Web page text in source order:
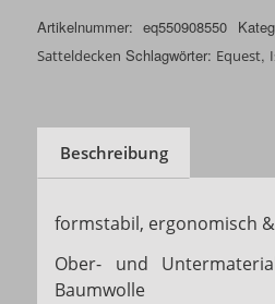
Artikelnummer:eq550908550
Satteldecken Schlagwörter: Equest,
Beschreibung
formstabil, ergonomisch
Ober- und
Baumwolle